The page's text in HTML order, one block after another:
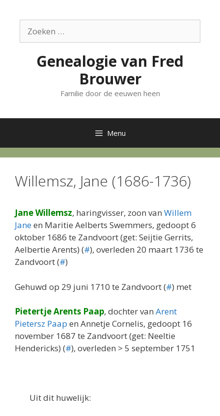
inhoudnaar:
Genealogie van Fred
Brouwer
Familie door de eeuwen heen
Menu
Willemsz, Jane (1686-1736)
Jane Willemsz, haringvisser, zoon van Willem
Janeen Maritie Aelberts Swemmers, gedoopt 6
oktober 1686 te Zandvoort (get: Seijtie Gerrits,
Aelbertie Arents) (#), overleden 20 maart 1736 te
Zandvoort (#)
Gehuwd op 29 juni 1710 te Zandvoort (#) met
Pietertje Arents Paap, dochter van Arent
Pietersz Paap en Annetje Cornelis, gedoopt 16
november 1687 te Zandvoort (get: Neeltie
Hendericks) (#), overleden > 5 september 1751
Uit dit huwelijk: